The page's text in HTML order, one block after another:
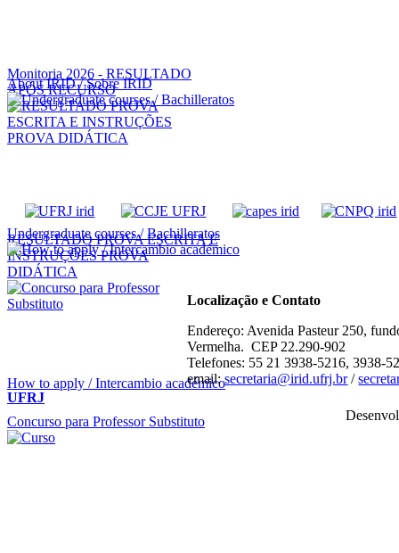
Monitoria 2026 - RESULTADO
APÓS RECURSO
RESULTADO PROVA ESCRITA E
INSTRUÇÕES PROVA
DIDÁTICA
Concurso para Professor Substituto
About IRID / Sobre IRID
Undergraduate courses / Bachilleratos
How to apply / Intercambio académico
Localização e Contato
Endereço: Avenida Pasteur 250,
Vermelha. CEP 22.290-902
Telefones: 55 21 3938-5216, 3938-
email:secretaria@irid.ufrj.br/
UFRJ